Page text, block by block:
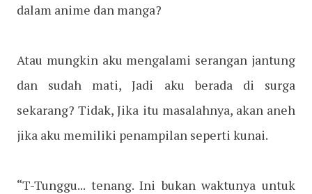
dalam anime dan manga?
Atau mungkin aku mengalami serangan jantung
dan sudah mati, Jadi aku berada di surga
sekarang? Tidak, Jika itu masalahnya, akan aneh
jika aku memiliki penampilan seperti kunai.
“T-Tunggu... tenang. Ini bukan waktunya untuk